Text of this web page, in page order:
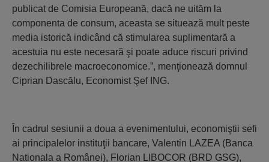
publicat de Comisia Europeană, dacă ne uităm la
componenta de consum, aceasta se situează mult peste
media istorică indicând că stimularea suplimentară a
acestuia nu este necesară şi poate aduce riscuri privind
dezechilibrele macroeconomice.”, menţionează domnul
Ciprian Dascălu, Economist Şef ING.
În cadrul sesiunii a doua a evenimentului, economiştii sefi
ai principalelor instituţii bancare, Valentin LAZEA (Banca
Nationala a Românei), Florian LIBOCOR (BRD GSG),